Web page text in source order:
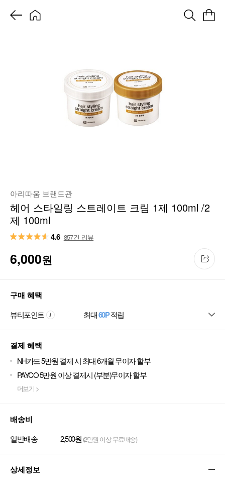
아리따움 브랜드관
헤어 스타일링 스트레이트 크림 1제 100ml /2
제 100ml
4.6 857건 리뷰
6,000원
구매 혜택
뷰티포인트 최대60P적립
결제 혜택
NH카드 5만원 결제 시 최대 6개월 무이자 할부
PAYCO 5만원 이상 결제시 (부분)무이자 할부
더보기 >
배송비
일반배송 2,500원 (2만원 이상 무료배송)
상세정보